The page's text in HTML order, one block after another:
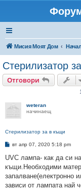
Мисия Моят Дом
Стерилизатор
Отговори
weteran
начинаещ
Стерилизатор за в къщи
М
е
и
е
вт апр 07, 2020 5:18 pm
UVC лампа- как да си
къщи.Необходими
запалване(електронно
зависи от лампата най